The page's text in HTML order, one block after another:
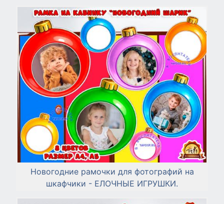
Новогодние рамочки для фотографий на
шкафчики - ЕЛОЧНЫЕ ИГРУШКИ.